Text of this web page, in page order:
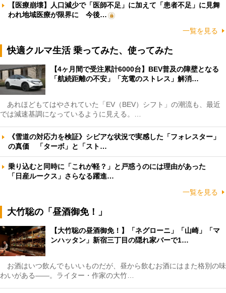
【医療崩壊】人口減少で「医師不足」に加えて「患者不足」に見舞
われ地域医療が限界に 今後…
一覧を見る
快適クルマ生活 乗ってみた、使ってみた
【4ヶ月間で受注累計6000台】BEV普及の障壁となる
「航続距離の不安」「充電のストレス」解消…
あれほどもてはやされていた「EV（BEV）シフト」の潮流も、最近
では減速基調になっているように見える。…
《雪道の対応力を検証》シビアな状況で実感した「フォレスター」
の真価 「ターボ」と「スト…
乗り込むと同時に「これが軽？」と戸惑うのには理由があった
「日産ルークス」さらなる躍進…
一覧を見る
大竹聡の「昼酒御免！」
【大竹聡の昼酒御免！】「ネグローニ」「山崎」「マ
ンハッタン」新宿三丁目の隠れ家バーで1…
お酒はいつ飲んでもいいものだが、昼から飲むお酒にはまた格別の味
わいがある――。ライター・作家の大竹…